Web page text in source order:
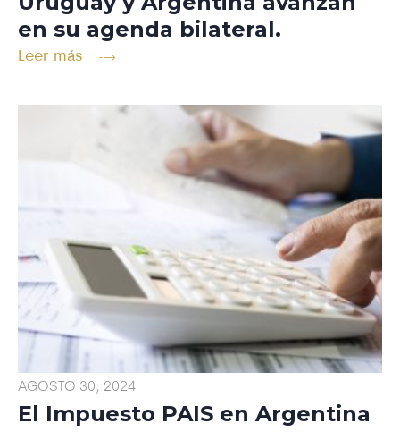
en su agenda bilateral.
Leer más
AGOSTO 30, 2024
El Impuesto PAIS en Argentina